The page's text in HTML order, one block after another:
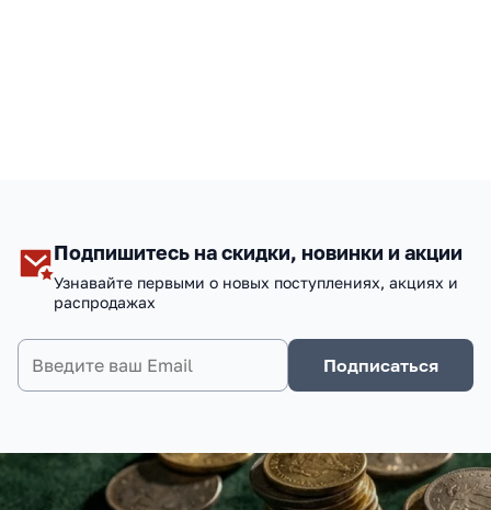
Подпишитесь на скидки, новинки и акции
Узнавайте первыми о новых поступлениях, акциях и
распродажах
Подписаться